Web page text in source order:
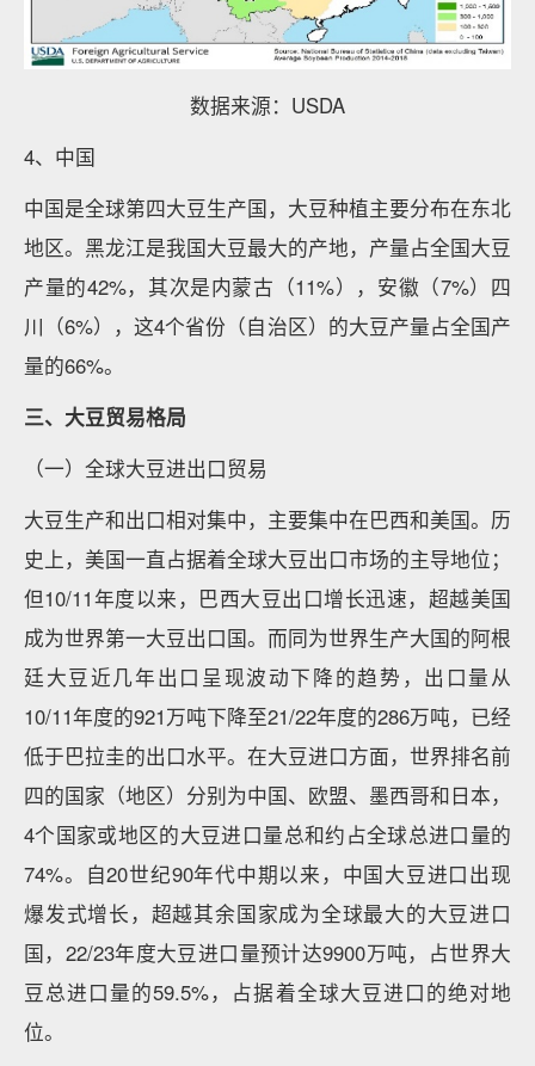
数据来源：USDA
4、中国
中国是全球第四大豆生产国，大豆种植主要分布在东北
地区。黑龙江是我国大豆最大的产地，产量占全国大豆
产量的42%，其次是内蒙古（11%），安徽（7%）四
川（6%），这4个省份（自治区）的大豆产量占全国产
量的66%。
三、大豆贸易格局
（一）全球大豆进出口贸易
大豆生产和出口相对集中，主要集中在巴西和美国。历
史上，美国一直占据着全球大豆出口市场的主导地位；
但10/11年度以来，巴西大豆出口增长迅速，超越美国
成为世界第一大豆出口国。而同为世界生产大国的阿根
廷大豆近几年出口呈现波动下降的趋势，出口量从
10/11年度的921万吨下降至21/22年度的286万吨，已经
低于巴拉圭的出口水平。在大豆进口方面，世界排名前
四的国家（地区）分别为中国、欧盟、墨西哥和日本，
4个国家或地区的大豆进口量总和约占全球总进口量的
74%。自20世纪90年代中期以来，中国大豆进口出现
爆发式增长，超越其余国家成为全球最大的大豆进口
国，22/23年度大豆进口量预计达9900万吨，占世界大
豆总进口量的59.5%， 占据着全球大豆进口的绝对地
位。